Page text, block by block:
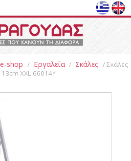
e-shop / Εργαλεία / Σκάλες / Σκάλες
13cm XXL 66014*